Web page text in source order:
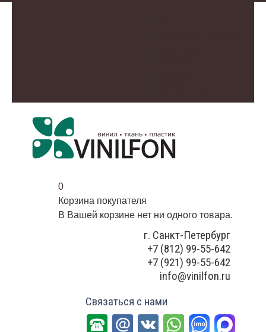
0
Корзина покупателя
В Вашей корзине нет ни одного товара.
г. Санкт-Петербург
+7 (812) 99-55-642
+7 (921) 99-55-642
info@vinilfon.ru
Связаться с нами